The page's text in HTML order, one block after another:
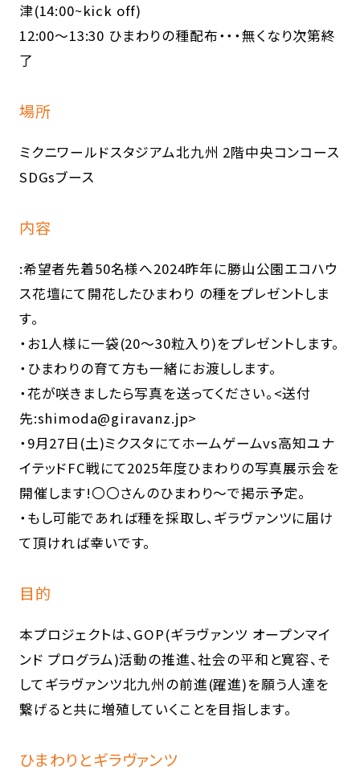
津(14:00~kick off)
12:00～13:30 ひまわりの種配布・・・無くなり次第終
了
場所
ミクニワールドスタジアム北九州 2階中央コンコース
SDGsブース
内容
:希望者先着50名様へ2024昨年に勝山公園エコハウ
ス花壇にて開花したひまわり の種をプレゼントしま
す。
・お1人様に一袋(20～30粒入り)をプレゼントします。
・ひまわりの育て方も一緒にお渡しします。
・花が咲きましたら写真を送ってください。<送付
先:shimoda@giravanz.jp>
・9月27日(土)ミクスタにてホームゲームvs高知ユナ
イテッドFC戦にて2025年度ひまわりの写真展示会を
開催します!〇〇さんのひまわり～で掲示予定。
・もし可能であれば種を採取し、ギラヴァンツに届け
て頂ければ幸いです。
目的
本プロジェクトは、GOP(ギラヴァンツ オープンマイ
ンド プログラム)活動の推進、社会の平和と寛容、そ
してギラヴァンツ北九州の前進(躍進)を願う人達を
繋げると共に増殖していくことを目指します。
ひまわりとギラヴァンツ